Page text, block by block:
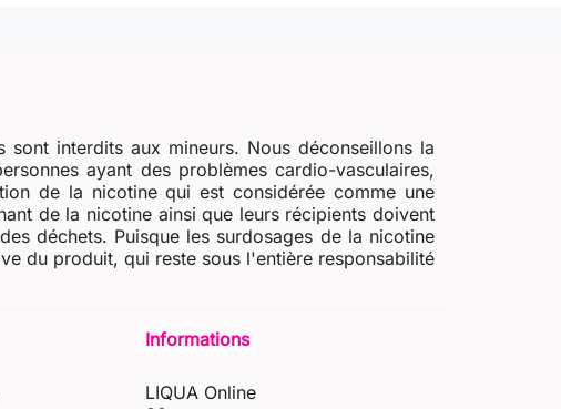
interdits aux mineurs. Nous déconseillons la
ayant des problèmes cardio-vasculaires,
de la nicotine qui est considérée comme une
de la nicotine ainsi que leurs récipients doivent
déchets. Puisque les surdosages de la nicotine
du produit, qui reste sous l'entière responsabilité
Informations
LIQUA Online